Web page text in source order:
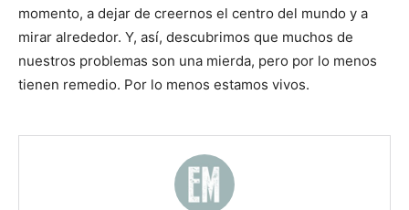
momento, a dejar de creernos el centro del mundo y a
mirar alrededor. Y, así, descubrimos que muchos de
nuestros problemas son una mierda, pero por lo menos
tienen remedio. Por lo menos estamos vivos.